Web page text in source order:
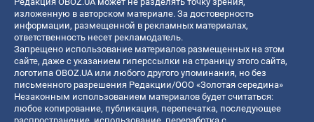
изложенную в авторском материале. За достоверность
информации, размещенной в рекламных материалах,
ответственность несет рекламодатель.
Запрещено использование материалов размещенных на этом
сайте, даже с указанием гиперссылки на страницу этого сайта,
логотипа OBOZ.UA или любого другого упоминания, но без
письменного разрешения Редакции/ООО «Золотая середина»
Незаконным использованием материалов будет считаться:
любое копирование, публикация, перепечатка, последующее